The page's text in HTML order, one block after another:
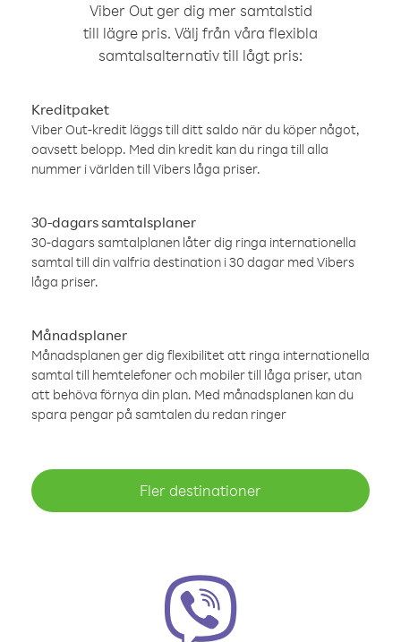
Viber Out ger dig mer samtalstid
till lägre pris. Välj från våra flexibla
samtalsalternativ till lågt pris:
Kreditpaket
Viber Out-kredit läggs till ditt saldo när du köper något,
oavsett belopp. Med din kredit kan du ringa till alla
nummer i världen till Vibers låga priser.
30-dagars samtalsplaner
30-dagars samtalplanen låter dig ringa internationella
samtal till din valfria destination i 30 dagar med Vibers
låga priser.
Månadsplaner
Månadsplanen ger dig flexibilitet att ringa internationella
samtal till hemtelefoner och mobiler till låga priser, utan
att behöva förnya din plan. Med månadsplanen kan du
spara pengar på samtalen du redan ringer
Fler destinationer